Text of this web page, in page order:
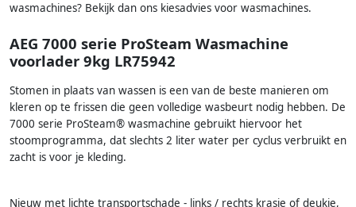
wasmachines? Bekijk dan ons kiesadvies voor wasmachines.
AEG 7000 serie ProSteam Wasmachine
voorlader 9kg LR75942
Stomen in plaats van wassen is een van de beste manieren om
kleren op te frissen die geen volledige wasbeurt nodig hebben. De
7000 serie ProSteam® wasmachine gebruikt hiervoor het
stoomprogramma, dat slechts 2 liter water per cyclus verbruikt en
zacht is voor je kleding.
Nieuw met lichte transportschade - links / rechts krasje of deukje,